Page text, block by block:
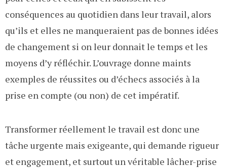
conséquences au quotidien dans leur travail, alors
qu’ils et elles ne manqueraient pas de bonnes idées
de changement si on leur donnait le temps et les
moyens d’y réfléchir. L’ouvrage donne maints
exemples de réussites ou d’échecs associés à la
prise en compte (ou non) de cet impératif.
Transformer réellement le travail est donc une
tâche urgente mais exigeante, qui demande rigueur
et engagement, et surtout un véritable lâcher-prise